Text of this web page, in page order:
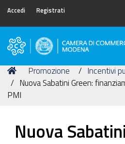
Accedi Registrati
Camera
Commercio
di
Modena
Tu
sei
qui:
Home
Promozione Incentivi
Nuova Sabatini Green:
PMI
Nuova